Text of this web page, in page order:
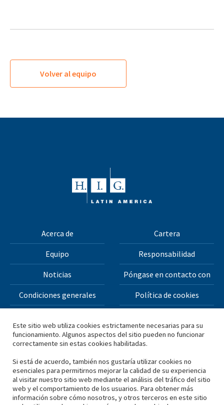
Volver al equipo
Acerca de Cartera
Equipo Responsabilidad
Noticias Póngase en contacto con
Condiciones generales Política de cookies
Todos los materiales de este sitio web están protegidos
por derechos de autor © 2026 H.I.G. Capital, LLC
*Basado en el capital total obtenido por H.I.G. Capital y sus
filiales.
Este sitio web utiliza cookies estrictamente necesarias para su
funcionamiento. Algunos aspectos del sitio pueden no funcionar
correctamente sin estas cookies habilitadas.
Si está de acuerdo, también nos gustaría utilizar cookies no
esenciales para permitirnos mejorar la calidad de su experiencia
al visitar nuestro sitio web mediante el análisis del tráfico del sitio
web y el comportamiento de los usuarios. Para obtener más
información sobre cómo nosotros, y otros terceros en este sitio